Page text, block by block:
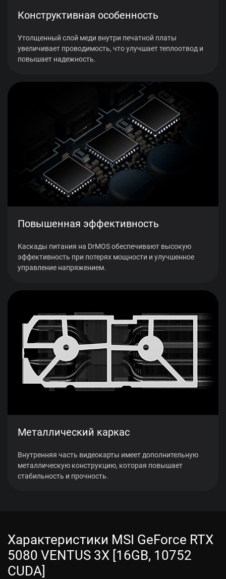
Конструктивная особенность
Утолщенный слой меди внутри печатной платы
увеличивает проводимость, что улучшает теплоотвод и
повышает надежность.
Повышенная эффективность
Каскады питания на DrMOS обеспечивают высокую
эффективность при потерях мощности и улучшенное
управление напряжением.
Металлический каркас
Внутренняя часть видеокарты имеет дополнительную
металлическую конструкцию, которая повышает
стабильность и прочность.
Характеристики MSI GeForce RTX
5080 VENTUS 3X [16GB, 10752
CUDA]